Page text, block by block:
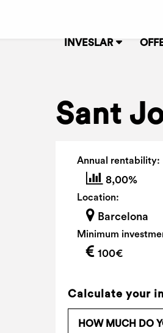
INVESLAR
Sant
Annual rentability:
8,00%
Location:
Barcelona
Minimum
100€
Calculate your